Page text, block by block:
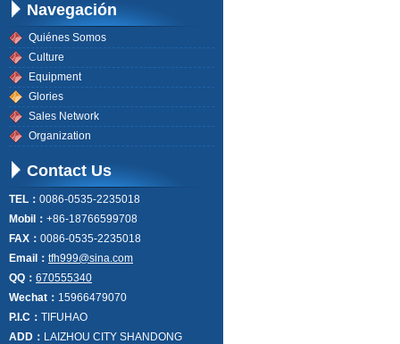
Navegación
Quiénes Somos
Culture
Equipment
Glories
Sales Network
Organization
Contact Us
TEL： 0086-0535-2235018
Mobil： +86-18766599708
FAX： 0086-0535-2235018
Email： tfh999@sina.com
QQ： 670555340
Wechat： 15966479070
P.I.C： TIFUHAO
ADD： LAIZHOU CITY SHANDONG